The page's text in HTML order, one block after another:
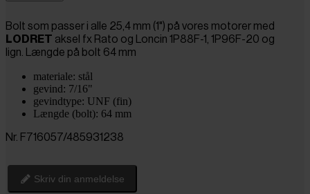
Bolt som passer i alle 25,4 mm (1") på vores motorer med
LODRET aksel fx Rato og Loncin 1P88F-1, 1P96F-20 og
lign. Længde på bolt 64 mm
materiale: stål
gevind: 7/16"
gevindtype: UNF (fin)
Længde (bolt): 64 mm
Nr. F716057/485931238
Skriv din anmeldelse